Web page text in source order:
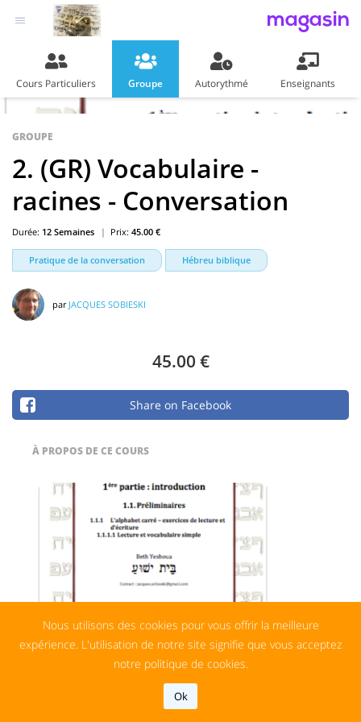
magasin
Cours Particuliers Groupe Autorythmé Enseignants
GROUPE
2. (GR) Vocabulaire -
racines - Conversation
Durée: 12 Semaines Prix: 45.00 €
Pratique de la conversation Hébreu biblique
par JACQUES SOBIESKI
45.00 €
Je Suis Intéressé
Share on Facebook
À PROPOS DE CE COURS
Le vocabulaire classique utilisé dans le
Dans cette partie du vocabulaire biblique on va
Nous utilisons des cookies pour vous offrir la meilleure
expérience. L'utilisation de notre site signifie que vous acceptez
notre politique de cookies.
Ok